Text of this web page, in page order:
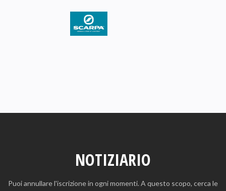
NOTIZIARIO
Puoi annullare l'iscrizione in ogni momenti. A questo scopo, cerca le